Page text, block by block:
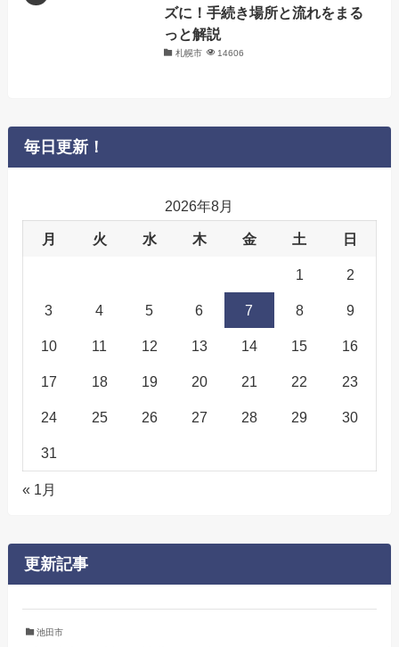
ズに！手続き場所と流れをまる
っと解説
札幌市 14606
毎日更新！
2026年8月
月 火 水 木 金 土 日
1 2
3 4 5 6 7 8 9
10 11 12 13 14 15 16
17 18 19 20 21 22 23
24 25 26 27 28 29 30
31
« 1月
更新記事
池田市